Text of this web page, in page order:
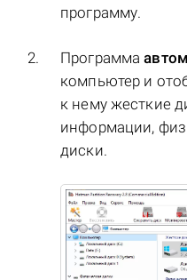
программу.
Программа
компьютер и
к нему жесткие
информации,
диски.